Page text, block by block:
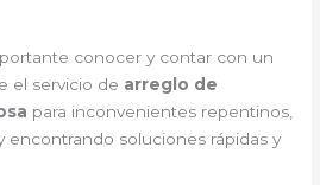
conocer y contar con un
el servicio de arreglo de
para inconvenientes repentinos,
encontrando soluciones rápidas y